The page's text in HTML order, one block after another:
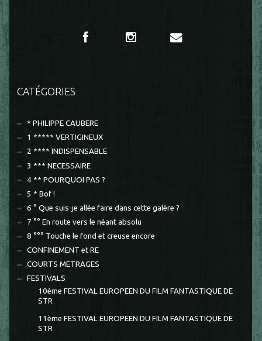
CATÉGORIES
* PHILIPPE CAUBERE
1 ***** VERTIGINEUX
2 **** INDISPENSABLE
3 *** NECESSAIRE
4 ** POURQUOI PAS ?
5 * Bof !
6 ° Que suis-je allée faire dans cette galère ?
7 °° En route vers le néant absolu
8 °°° Touche le fond et creuse encore
CONFINEMENT et RE
COURTS METRAGES
FESTIVALS
10ème FESTIVAL EUROPEEN DU FILM FANTASTIQUE DE
STR
11ème FESTIVAL EUROPEEN DU FILM FANTASTIQUE DE
STR